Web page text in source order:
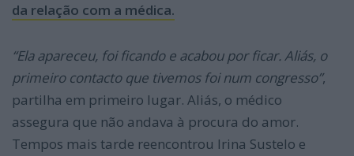
da relação com a médica.
“Ela apareceu, foi ficando e acabou por ficar. Aliás, o
primeiro contacto que tivemos foi num congresso”,
partilha em primeiro lugar. Aliás, o médico
assegura que não andava à procura do amor.
Tempos mais tarde reencontrou Irina Sustelo e